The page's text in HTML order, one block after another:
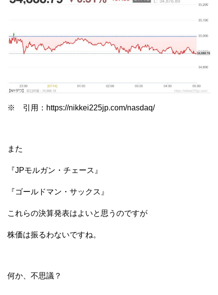
※ 引用：https://nikkei225jp.com/nasdaq/
また
『JPモルガン・チェース』
『ゴールドマン・サックス』
これらの決算発表はよいと思うのですが
株価は振るわないですね。
何か、不思議？